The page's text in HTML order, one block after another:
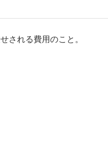
される費用のこと。